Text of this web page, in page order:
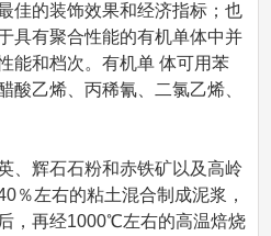
佳的装饰效果和经济指标；也
具有聚合性能的有机单体中并
能和档次。有机单 体可用苯
酸乙烯、丙稀氰、二氯乙烯、
、辉石石粉和赤铁矿以及高岭
％左右的粘土混合制成泥浆，
，再经1000℃左右的高温焙烧